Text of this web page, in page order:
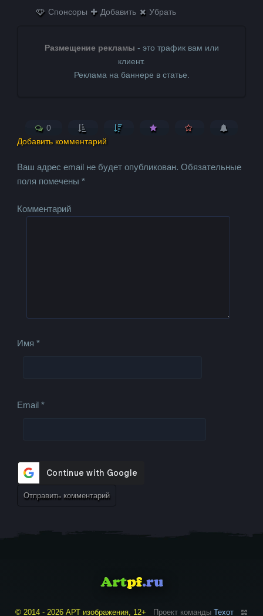
Спонсоры Добавить Убрать
Размещение рекламы - это трафик вам или
клиент.
Реклама на баннере в статье.
0
Добавить комментарий
Ваш адрес email не будет опубликован. Обязательные
поля помечены*
Комментарий
Имя*
Email*
© 2014 - 2026 АРТ изображения, 12+ Проект команды Техот 𝌴